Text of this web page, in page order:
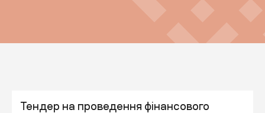
Тендер на проведення фінансового